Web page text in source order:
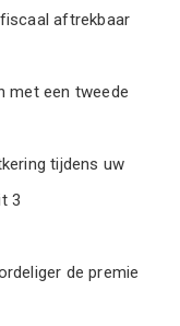
aftrekbaar
met een tweede
tijdens uw
3
de premie